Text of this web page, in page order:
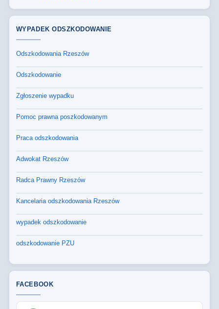
WYPADEK ODSZKODOWANIE
Odszkodowania Rzeszów
Odszkodowanie
Zgłoszenie wypadku
Pomoc prawna poszkodowanym
Praca odszkodowania
Adwokat Rzeszów
Radca Prawny Rzeszów
Kancelaria odszkodowania Rzeszów
wypadek odszkodowanie
odszkodowanie PZU
FACEBOOK